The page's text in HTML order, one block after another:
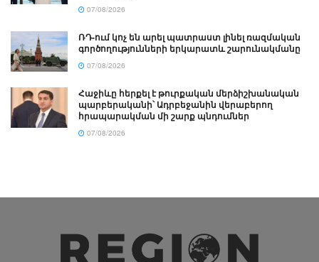
07/08/2026
ՌԴ-ում կոչ են արել պատրաստ լինել ռազմական
գործողությունների երկարատև շարունակմանը
07/08/2026
Հաջիևը հերքել է թուրքական մերձիշխանական
պարբերականի՝ Ադրբեջանին վերաբերող
հրապարակման մի շարք պնդումներ
07/08/2026